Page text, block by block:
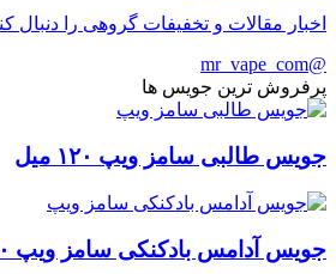
اخبار مقالات و تخفیفات گروهی را دنبال
@mr_vape_com
پرفروش ترین جویس ها
جویس طالبی سامز ویپ ۱۲۰ میل
جویس آدامس بادکنکی سامز ویپ ۱۲۰ میل